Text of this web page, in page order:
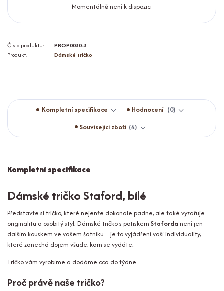
Momentálně není k dispozici
Číslo produktu:
PROP0030-3
Produkt:
Dámské tričko
Kompletní specifikace Hodnocení
0
Související zboží 4
Kompletní specifikace
Dámské tričko Staford, bílé
Představte si tričko, které nejenže dokonale padne, ale také vyzařuje
originalitu a osobitý styl. Dámské tričko s potiskem Staforda není jen
dalším kouskem ve vašem šatníku – je to vyjádření vaší individuality,
které zanechá dojem všude, kam se vydáte.
Tričko vám vyrobíme a dodáme cca do týdne.
Proč právě naše tričko?